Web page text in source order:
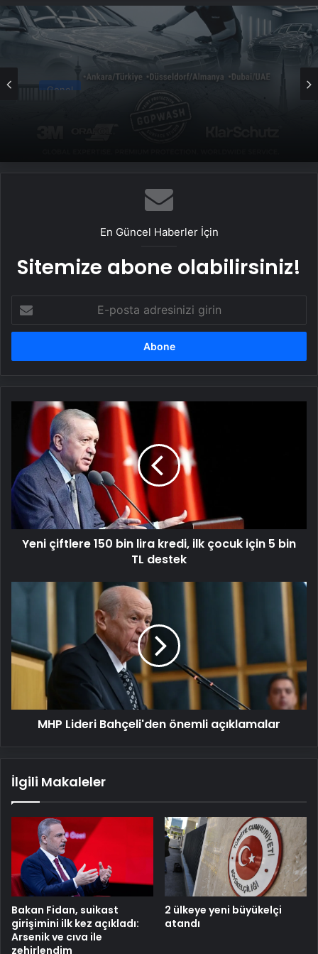
Yeni Dünya Düzensizliği Çağında Türk Dış
Politikası ve Hakan Fidan Faktörü
En Güncel Haberler İçin
Sitemize abone olabilirsiniz!
posta
adresinizi
çiftlere
lira
kredi,
ilk
çocuk
için
Yeni çiftlere 150 bin lira kredi, ilk çocuk için 5 bin
TL destek
açıklamalar
MHP Lideri Bahçeli'den önemli açıklamalar
İlgili Makaleler
Bakan Fidan, suikast
girişimini ilk kez açıkladı:
Arsenik ve cıva ile
zehirlendim
2 ülkeye yeni büyükelçi
atandı